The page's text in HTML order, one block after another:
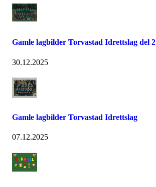
Gamle lagbilder Torvastad Idrettslag del 2
30.12.2025
Gamle lagbilder Torvastad Idrettslag
07.12.2025